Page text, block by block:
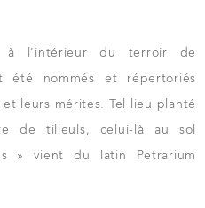
l'intérieur du terroir de
été nommés et répertoriés
leurs mérites. Tel lieu planté
de tilleuls, celui-là au sol
» vient du latin Petrarium